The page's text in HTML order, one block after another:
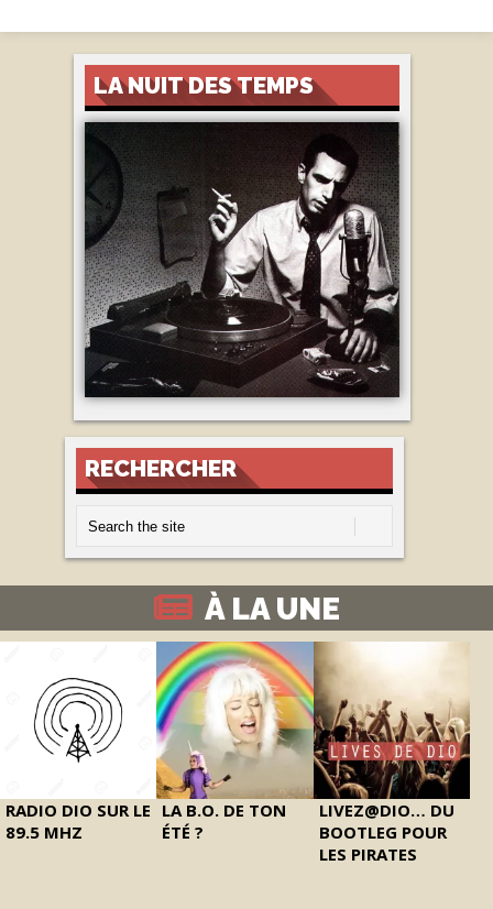
LA NUIT DES TEMPS
RECHERCHER
À LA UNE
RADIO DIO SUR LE
89.5 MHZ
LA B.O. DE TON
ÉTÉ ?
LIVEZ@DIO… DU
BOOTLEG POUR
LES PIRATES